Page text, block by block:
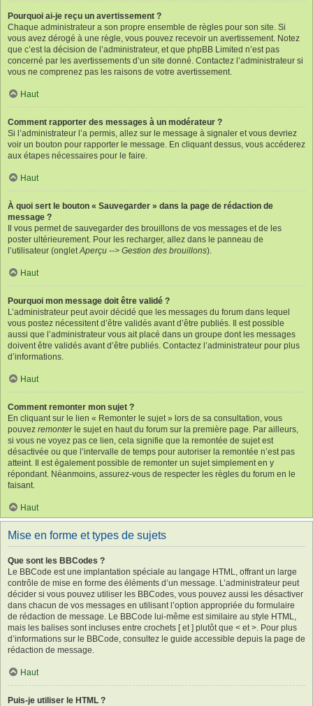
Pourquoi ai-je reçu un avertissement ?
Chaque administrateur a son propre ensemble de règles pour son site. Si
vous avez dérogé à une règle, vous pouvez recevoir un avertissement. Notez
que c’est la décision de l’administrateur, et que phpBB Limited n’est pas
concerné par les avertissements d’un site donné. Contactez l’administrateur si
vous ne comprenez pas les raisons de votre avertissement.
Haut
Comment rapporter des messages à un modérateur ?
Si l’administrateur l’a permis, allez sur le message à signaler et vous devriez
voir un bouton pour rapporter le message. En cliquant dessus, vous accéderez
aux étapes nécessaires pour le faire.
Haut
À quoi sert le bouton « Sauvegarder » dans la page de rédaction de
message ?
Il vous permet de sauvegarder des brouillons de vos messages et de les
poster ultérieurement. Pour les recharger, allez dans le panneau de
l’utilisateur (ongletAperçu --> Gestion des brouillons).
Haut
Pourquoi mon message doit être validé ?
L’administrateur peut avoir décidé que les messages du forum dans lequel
vous postez nécessitent d’être validés avant d’être publiés. Il est possible
aussi que l’administrateur vous ait placé dans un groupe dont les messages
doivent être validés avant d’être publiés. Contactez l’administrateur pour plus
d’informations.
Haut
Comment remonter mon sujet ?
En cliquant sur le lien « Remonter le sujet » lors de sa consultation, vous
pouvez remonterle sujet en haut du forum sur la première page. Par ailleurs,
si vous ne voyez pas ce lien, cela signifie que la remontée de sujet est
désactivée ou que l’intervalle de temps pour autoriser la remontée n’est pas
atteint. Il est également possible de remonter un sujet simplement en y
répondant. Néanmoins, assurez-vous de respecter les règles du forum en le
faisant.
Haut
Mise en forme et types de sujets
Que sont les BBCodes ?
Le BBCode est une implantation spéciale au langage HTML, offrant un large
contrôle de mise en forme des éléments d’un message. L’administrateur peut
décider si vous pouvez utiliser les BBCodes, vous pouvez aussi les désactiver
dans chacun de vos messages en utilisant l’option appropriée du formulaire
de rédaction de message. Le BBCode lui-même est similaire au style HTML,
mais les balises sont incluses entre crochets [ et ] plutôt que < et >. Pour plus
d’informations sur le BBCode, consultez le guide accessible depuis la page de
rédaction de message.
Haut
Puis-je utiliser le HTML ?